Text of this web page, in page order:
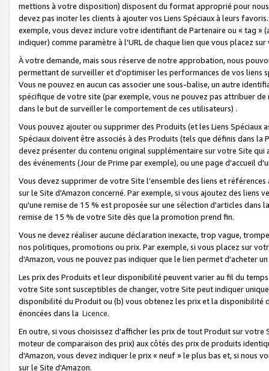
mettions à votre disposition) disposent du format approprié pour
devez pas inciter les clients à ajouter vos Liens Spéciaux à leurs
exemple, vous devez inclure votre identifiant de Partenaire ou « tag
indiquer) comme paramètre à l'URL de chaque lien que vous placez
À votre demande, mais sous réserve de notre approbation, nous
permettant de surveiller et d'optimiser les performances de vos liens
Vous ne pouvez en aucun cas associer une sous-balise, un autre
spécifique de votre site (par exemple, vous ne pouvez pas attribuer
dans le but de surveiller le comportement de ces utilisateurs) .
Vous pouvez ajouter ou supprimer des Produits (et les Liens
Spéciaux doivent être associés à des Produits (tels que définis dans
devez présenter du contenu original supplémentaire sur votre Site qui
des événements (Jour de Prime par exemple), ou une page d'accueil
Vous devez supprimer de votre Site l’ensemble des liens et
sur le Site d'Amazon concerné. Par exemple, si vous ajoutez des
qu'une remise de 15 % est proposée sur une sélection d'articles
remise de 15 % de votre Site dès que la promotion prend fin.
Vous ne devez réaliser aucune déclaration inexacte, trop vague,
nos politiques, promotions ou prix. Par exemple, si vous placez sur
d'Amazon, vous ne pouvez pas indiquer que le lien permet d'acheter
Les prix des Produits et leur disponibilité peuvent varier au fil du
votre Site sont susceptibles de changer, votre Site peut indiquer
disponibilité du Produit ou (b) vous obtenez les prix et la disponibilité
énoncées dans la Licence.
En outre, si vous choisissez d'afficher les prix de tout Produit sur
moteur de comparaison des prix) aux côtés des prix de produits
d'Amazon, vous devez indiquer le prix « neuf » le plus bas et, si nous
sur le Site d'Amazon.